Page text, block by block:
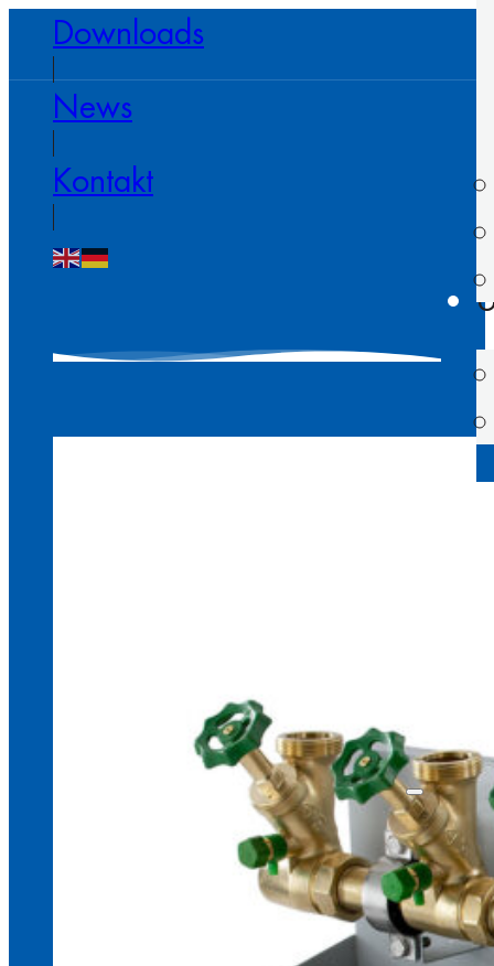
Downloads
News
Kontakt